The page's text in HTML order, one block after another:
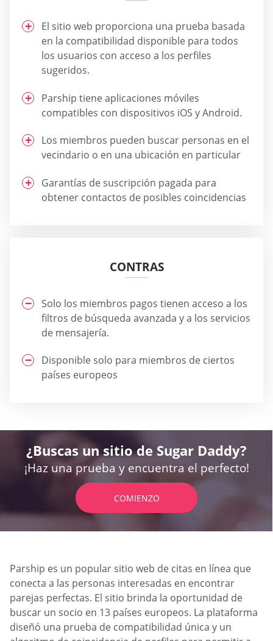
El sitio web proporciona una prueba basada
en la compatibilidad disponible para todos
los usuarios con acceso a los perfiles
sugeridos.
Parship tiene aplicaciones móviles
compatibles con dispositivos iOS y Android.
Los miembros pueden buscar personas en el
vecindario o en una ubicación en particular
Garantías de suscripción pagada para
obtener contactos de posibles coincidencias
CONTRAS
Solo los miembros pagos tienen acceso a los
filtros de búsqueda avanzada y a los servicios
de mensajería.
Disponible solo para miembros de ciertos
países europeos
¿Buscas un sitio de Sugar Daddy?
¡Haz una prueba y encuentra el perfecto!
COMIENZO
Parship es un popular sitio web de citas en línea que
conecta a las personas interesadas en encontrar
parejas perfectas. El sitio brinda la oportunidad de
buscar un socio en 13 países europeos. La plataforma
diseñó una prueba de compatibilidad única y un